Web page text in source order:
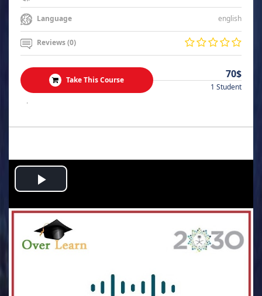
Language english
Reviews (0)
Take This Course 70$
1 Student
.
Play
Video